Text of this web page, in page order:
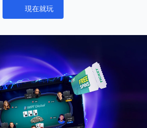
Notifications
現在就玩